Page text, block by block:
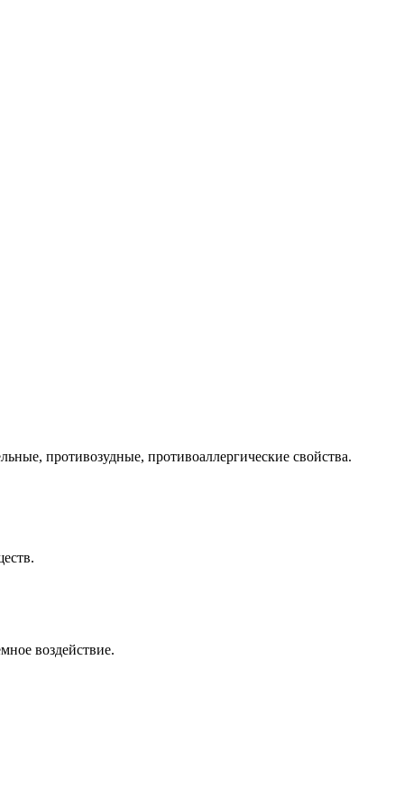
противозудные, противоаллергические свойства.
воздействие.